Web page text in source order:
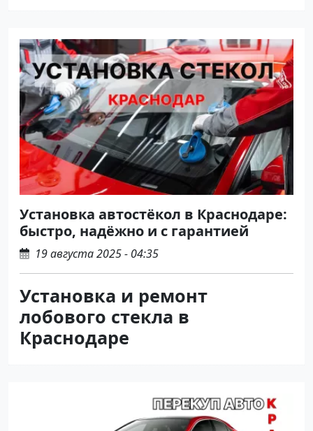
Установка автостёкол в Краснодаре:
быстро, надёжно и с гарантией
19 августа 2025 - 04:35
Установка и ремонт
лобового стекла в
Краснодаре